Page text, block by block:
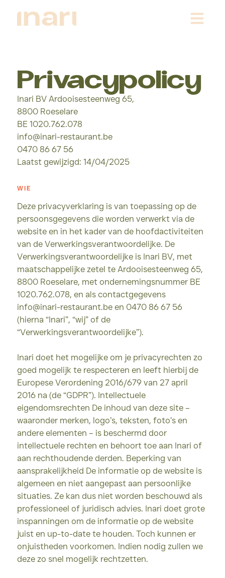
Privacypolicy
Inari BV Ardooisesteenweg 65,
8800 Roeselare
BE 1020.762.078
info@inari-restaurant.be
0470 86 67 56
Laatst gewijzigd: 14/04/2025
WIE
Deze privacyverklaring is van toepassing op de
persoonsgegevens die worden verwerkt via de
website en in het kader van de hoofdactiviteiten
van de Verwerkingsverantwoordelijke. De
Verwerkingsverantwoordelijke is Inari BV, met
maatschappelijke zetel te Ardooisesteenweg 65,
8800 Roeselare, met ondernemingsnummer BE
1020.762.078, en als contactgegevens
info@inari-restaurant.be en 0470 86 67 56
(hierna “Inari”, “wij” of de
“Verwerkingsverantwoordelijke”).
Inari doet het mogelijke om je privacyrechten zo
goed mogelijk te respecteren en leeft hierbij de
Europese Verordening 2016/679 van 27 april
2016 na (de “GDPR”). Intellectuele
eigendomsrechten De inhoud van deze site –
waaronder merken, logo’s, teksten, foto’s en
andere elementen – is beschermd door
intellectuele rechten en behoort toe aan Inari of
aan rechthoudende derden. Beperking van
aansprakelijkheid De informatie op de website is
algemeen en niet aangepast aan persoonlijke
situaties. Ze kan dus niet worden beschouwd als
professioneel of juridisch advies. Inari doet grote
inspanningen om de informatie op de website
juist en up-to-date te houden. Toch kunnen er
onjuistheden voorkomen. Indien nodig zullen we
deze zo snel mogelijk rechtzetten.